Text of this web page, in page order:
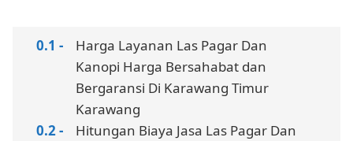
Harga Layanan Las Pagar Dan
Kanopi Harga Bersahabat dan
Bergaransi Di Karawang Timur
Karawang
Hitungan Biaya Jasa Las Pagar Dan